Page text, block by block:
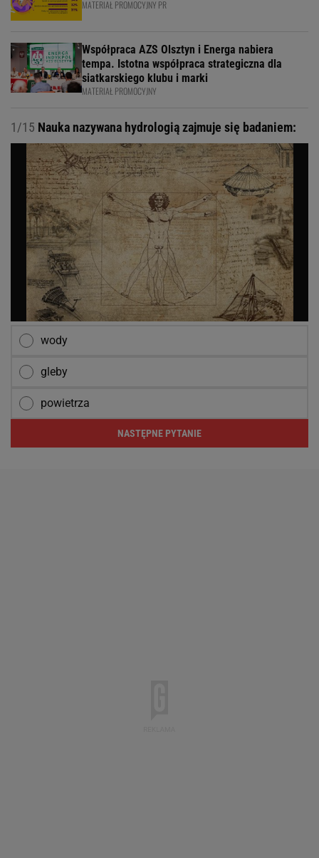
MATERIAŁ PROMOCYJNY PR
Współpraca AZS Olsztyn i Energa nabiera
tempa. Istotna współpraca strategiczna dla
siatkarskiego klubu i marki
MATERIAŁ PROMOCYJNY
1/15 Nauka nazywana hydrologią zajmuje się badaniem:
wody
gleby
powietrza
NASTĘPNE PYTANIE